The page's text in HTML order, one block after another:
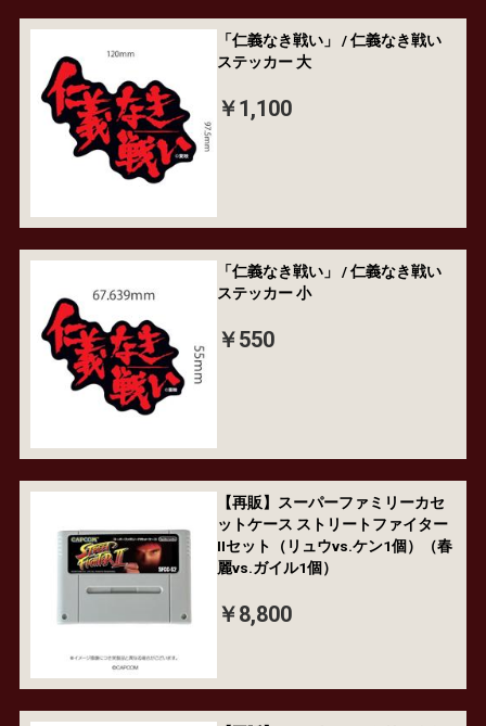
「仁義なき戦い」 / 仁義なき戦い
ステッカー 大
￥1,100
「仁義なき戦い」 / 仁義なき戦い
ステッカー 小
￥550
【再販】スーパーファミリーカセ
ットケース ストリートファイター
IIセット（リュウvs.ケン1個）（春
麗vs.ガイル1個）
￥8,800